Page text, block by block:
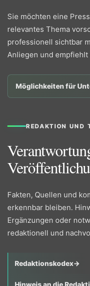
Sie möchten eine
relevantes Thema
professionell sichtbar
Anliegen und
Möglichkeiten für
REDAKTION UND
Fakten, Quellen und
erkennbar bleiben.
Ergänzungen oder
redaktionell und
Redaktionskodex→
Hinweis an die